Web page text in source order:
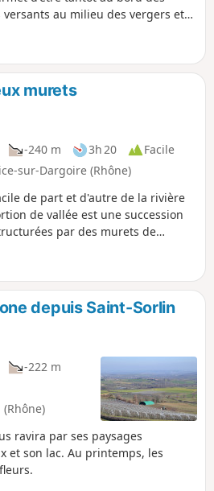
au milieu des vergers et
murets
-240 m 3h 20
Facile
sur-Dargoire (Rhône)
de part et d'autre de la rivière
de vallée est une succession
par des murets de
l'application
depuis Saint-Sorlin
-222 m
ravira par ses paysages
et son lac. Au printemps, les